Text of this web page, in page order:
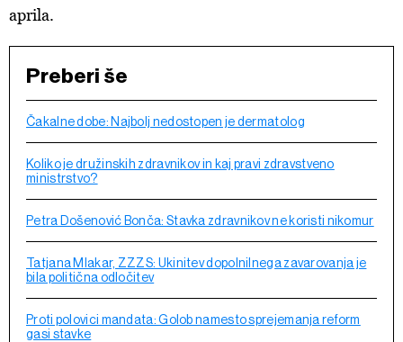
aprila.
Preberi še
Čakalne dobe: Najbolj nedostopen je dermatolog
Koliko je družinskih zdravnikov in kaj pravi zdravstveno
ministrstvo?
Petra Došenović Bonča: Stavka zdravnikov ne koristi nikomur
Tatjana Mlakar, ZZZS: Ukinitev dopolnilnega zavarovanja je
bila politična odločitev
Proti polovici mandata: Golob namesto sprejemanja reform
gasi stavke